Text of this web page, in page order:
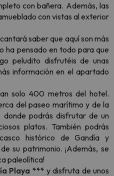
con bañera. Además, las
con vistas al exterior
saber que aquí son más
ha pensado en todo para que
peludito disfrutéis de unas
información en el apartado
solo 400 metros del hotel.
del paseo marítimo y de la
podrás disfrutar de un
platos. También podrás
histórico de Gandía y
su patrimonio. ¡Además, se
paleolítica!
Playa *** y disfruta de unos